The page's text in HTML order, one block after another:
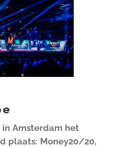
in Amsterdam het
plaats: Money20/20,